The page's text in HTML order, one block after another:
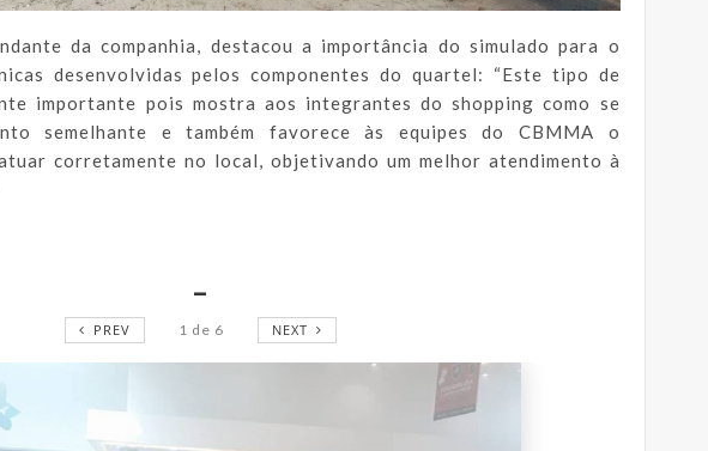
da companhia, destacou a importância do simulado para o
desenvolvidas pelos componentes do quartel: “Este tipo de
importante pois mostra aos integrantes do shopping como se
semelhante e também favorece às equipes do CBMMA o
corretamente no local, objetivando um melhor atendimento à
PREV 1 de 6 NEXT